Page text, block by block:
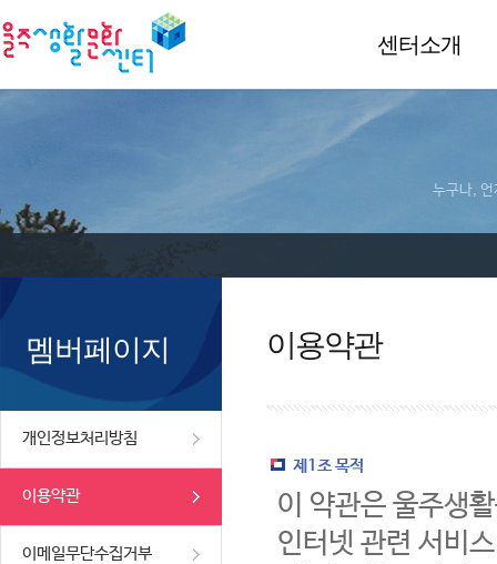
센터소개
누구나, 언
멤버페이지
개인정보처리방침
이용약관
이메일무단수집거부
이용약관
제1조 목적
이 약관은 울주생
인터넷 관련 서비